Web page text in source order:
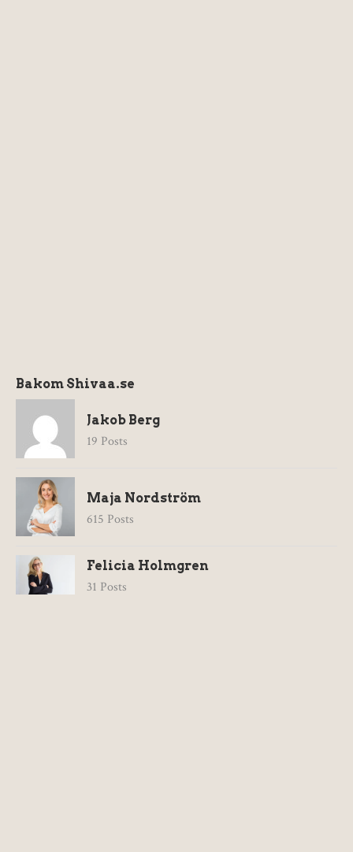
Bakom Shivaa.se
Jakob Berg
19 Posts
Maja Nordström
615 Posts
Felicia Holmgren
31 Posts